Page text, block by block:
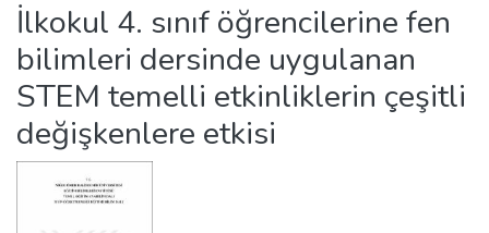
Analyze
Request/Question
İlkokul 4. sınıf öğrencilerine fen
bilimleri dersinde uygulanan
STEM temelli etkinliklerin çeşitli
değişkenlere etkisi